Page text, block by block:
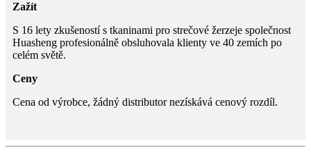
Zažít
S 16 lety zkušeností s tkaninami pro strečové žerzeje společnost
Huasheng profesionálně obsluhovala klienty ve 40 zemích po
celém světě.
Ceny
Cena od výrobce, žádný distributor nezískává cenový rozdíl.